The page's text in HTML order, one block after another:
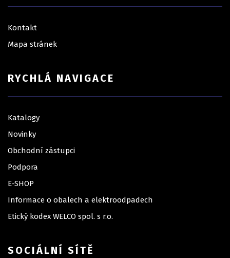
Kontakt
Mapa stránek
RYCHLÁ NAVIGACE
Katalogy
Novinky
Obchodní zástupci
Podpora
E-SHOP
Informace o obalech a elektroodpadech
Etický kodex WELCO spol. s r.o.
SOCIÁLNÍ SÍTĚ